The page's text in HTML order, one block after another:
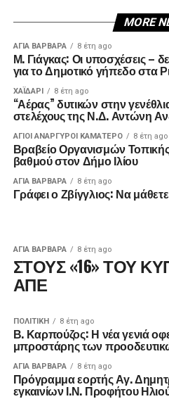
MORE
ΑΓΙΑ ΒΑΡΒΑΡΑ 8 έτη ago
Μ. Γιάγκας: Οι υποσχέσεις –
για το Δημοτικό γήπεδο στα
ΧΑΪΔΑΡΙ 8 έτη ago
“Αέρας” δυτικών στην
στελέχους της Ν.Δ. Αντώνη
ΑΓΙΟΙ ΑΝΑΡΓΥΡΟΙ ΚΑΜΑΤΕΡΟ 8 έτη ago
Βραβείο Οργανισμών
βαθμού στον Δήμο Ιλίου
ΑΓΙΑ ΒΑΡΒΑΡΑ 8 έτη ago
Γράφει ο Ζβίγγλιος: Να
ΑΓΙΑ ΒΑΡΒΑΡΑ 8 έτη ago
ΣΤΟΥΣ «16» ΤΟΥ
ΑΠΕ
ΠΟΛΙΤΙΚΉ 8 έτη ago
Β. Καρπούζος: Η νέα γενιά
μπροστάρης των
ΑΓΙΑ ΒΑΡΒΑΡΑ 8 έτη ago
Πρόγραμμα εορτής Αγ.
εγκαινίων Ι.Ν. Προφήτου